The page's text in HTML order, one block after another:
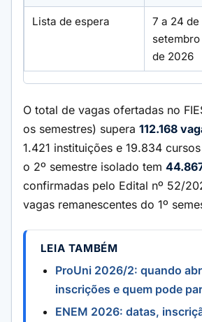
Lista de espera
7 a 24 de
setembro
de 2026
O total de vagas ofertadas no
os semestres) supera 112.168
1.421 instituições e 19.834
o 2º semestre isolado tem
confirmadas pelo Edital nº 52/
vagas remanescentes do 1º
LEIA TAMBÉM
ProUni 2026/2: quando
inscrições e quem pode
ENEM 2026: datas,